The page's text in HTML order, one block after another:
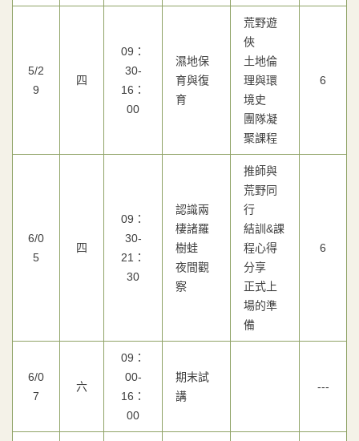
5/2
9
四
09：
30-
16：
00
濕地保
育與復
育
荒野遊
俠
土地倫
理與環
境史
團隊凝
聚課程
6
6/0
5
四
09：
30-
21：
30
認識兩
棲諸羅
樹蛙
夜間觀
察
推師與
荒野同
行
結訓&課
程心得
分享
正式上
場的準
備
6
6/0
7
六
09：
00-
16：
00
期末試
講
---